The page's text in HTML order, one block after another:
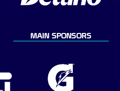
MAIN SPONSORS